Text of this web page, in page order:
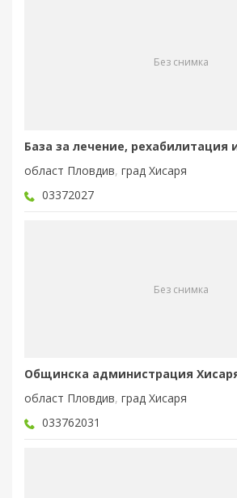
Без снимка
База за лечение, рехабилитация
област Пловдив, град Хисаря
03372027
Без снимка
Общинска администрация
област Пловдив, град Хисаря
033762031